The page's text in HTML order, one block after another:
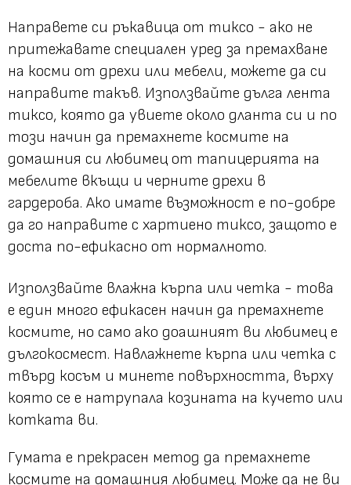
Направете си ръкавица от тиксо - ако не
притежавате специален уред за премахване
на косми от дрехи или мебели, можете да си
направите такъв. Използвайте дълга лента
тиксо, която да увиете около дланта си и по
този начин да премахнете космите на
домашния си любимец от тапицерията на
мебелите вкъщи и черните дрехи в
гардероба. Ако имате възможност е по-добре
да го направите с хартиено тиксо, защото е
доста по-ефикасно от нормалното.
Използвайте влажна кърпа или четка - това
е един много ефикасен начин да премахнете
космите, но само ако доашният ви любимец е
дългокосмест. Навлажнете кърпа или четка с
твърд косъм и минете повърхността, върху
която се е натрупала козината на кучето или
котката ви.
Гумата е прекрасен метод да премахнете
космите на домашния любимец. Може да не ви